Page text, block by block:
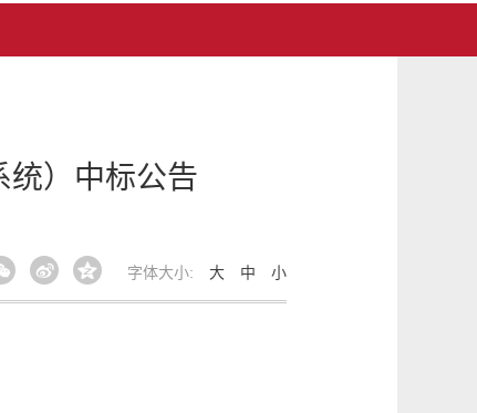
统）中标公告
字体大小: 大 中 小